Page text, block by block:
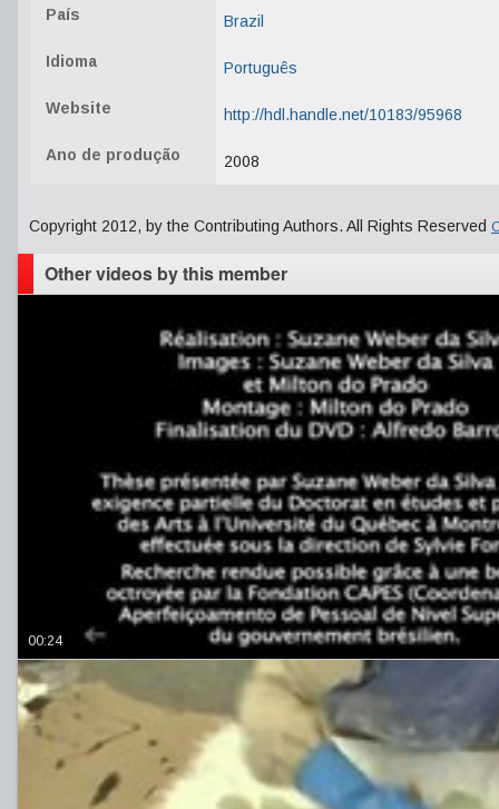
País Brazil
Idioma Português
Website http://hdl.handle.net/10183/95968
Ano de produção 2008
Copyright 2012, by the Contributing Authors. All Rights Reserved
Other videos by this member
00:24